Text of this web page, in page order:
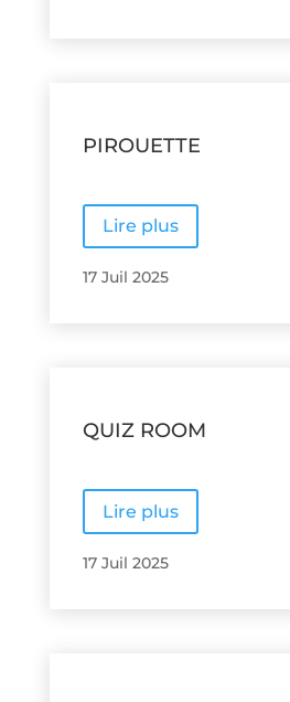
PIROUETTE
Lire plus
17 Juil 2025
QUIZ ROOM
Lire plus
17 Juil 2025